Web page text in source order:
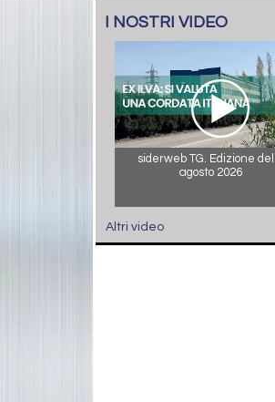
I NOSTRI VIDEO
siderweb TG. Edizione
agosto 2026
Altri video